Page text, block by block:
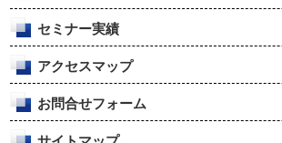
セミナー実績
アクセスマップ
お問合せフォーム